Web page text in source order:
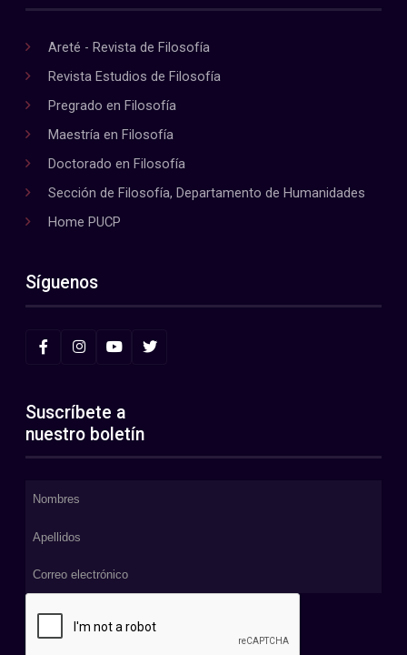
Areté - Revista de Filosofía
Revista Estudios de Filosofía
Pregrado en Filosofía
Maestría en Filosofía
Doctorado en Filosofía
Sección de Filosofía, Departamento de Humanidades
Home PUCP
Síguenos
Suscríbete a
nuestro boletín